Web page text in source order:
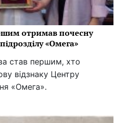
отримав почесну
«Омега»
став першим, хто
відзнаку Центру
«Омега».